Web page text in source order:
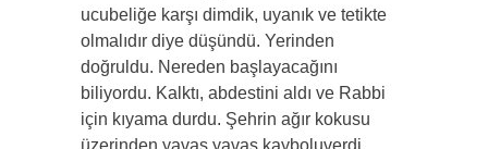
ucubeliğe karşı dimdik, uyanık ve tetikte
olmalıdır diye düşündü. Yerinden
doğruldu. Nereden başlayacağını
biliyordu. Kalktı, abdestini aldı ve Rabbi
için kıyama durdu. Şehrin ağır kokusu